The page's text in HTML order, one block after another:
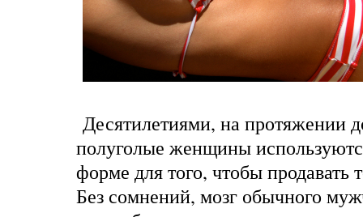
Десятилетиями, на протяжении
полуголые женщины
форме для того, чтобы
Без сомнений, мозг обычного